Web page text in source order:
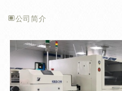
公司简介